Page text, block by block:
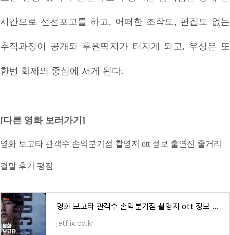
시간으로 선전포고를 하고, 어떠한 조작도, 편집도 없는
추적과정이 공개되 후원딱지가 터지게 되고, 우상은 또
한번 화제의 중심에 서게 된다.
[다른 영화 보러가기]
영화 보고타 관객수 손익분기점 촬영지 ott 정보 출연진 줄거리
결말 후기 평점
영화 보고타 관객수 손익분기점 촬영지 ott 정보 출연진 줄거리 결말 후기 평점
jetflix.co.kr